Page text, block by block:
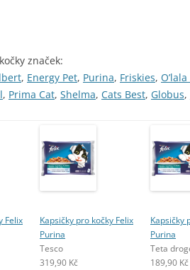
značek:
, Energy Pet, Purina, Friskies,
, Prima Cat, Shelma, Cats Best, Globus,
Felix
Kapsičky pro kočky Felix
Purina
Tesco
319,90 Kč
Kapsičky
Purina
Teta
189,90 Kč